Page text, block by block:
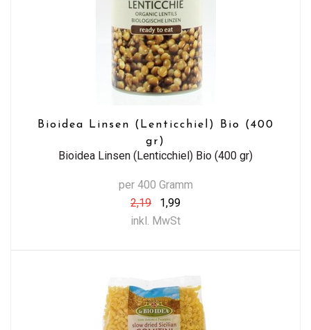
Bioidea Linsen (Lenticchiel) Bio (400
gr)
Bioidea Linsen (Lenticchiel) Bio (400 gr)
per 400 Gramm
2,19
1,99
inkl. MwSt